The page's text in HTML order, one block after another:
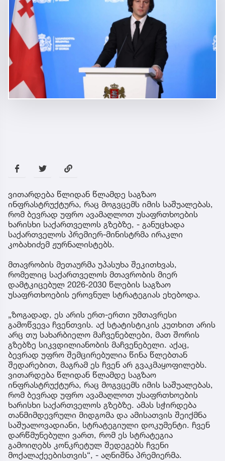
ვითარდება წლიდან წლამდე საგზაო
ინფრასტრუქტურა, რაც მოგვცემს იმის საშუალებას,
რომ ბევრად უფრო ავამაღლოთ უსაფრთხოების
ხარისხი საქართველოს გზებზე, - განუცხადა
საქართველოს პრემიერ-მინისტრმა ირაკლი
კობახიძემ ჟურნალისტებს.
მთავრობის მეთაურმა უპასუხა შეკითხვას,
რომელიც საქართველოს მთავრობის მიერ
დამტკიცებულ 2026-2030 წლების საგზაო
უსაფრთხოების ეროვნულ სტრატეგიას ეხებოდა.
„ზოგადად, ეს არის ერთ-ერთი უმთავრესი
გამოწვევა ჩვენთვის. აქ სტატისტიკის კუთხით არის
არც თუ სახარბიელო მაჩვენებლები, მათ შორის
გზებზე სიკვდილიანობის მაჩვენებელი. აქაც,
ბევრად უფრო შემცირებულია წინა წლებთან
შედარებით, მაგრამ ეს ჩვენ არ გვაკმაყოფილებს.
ვითარდება წლიდან წლამდე საგზაო
ინფრასტრუქტურა, რაც მოგვცემს იმის საშუალებას,
რომ ბევრად უფრო ავამაღლოთ უსაფრთხოების
ხარისხი საქართველოს გზებზე. ამას სჭირდება
თანმიმდევრული მიდგომა და ამისათვის შეიქმნა
საშუალოვადიანი, სტრატეგიული დოკუმენტი. ჩვენ
დარწმუნებული ვართ, რომ ეს სტრატეგია
გამოიღებს კონკრეტულ შედეგებს ჩვენი
მოქალაქეებისთვის“, - აღნიშნა პრემიერმა.